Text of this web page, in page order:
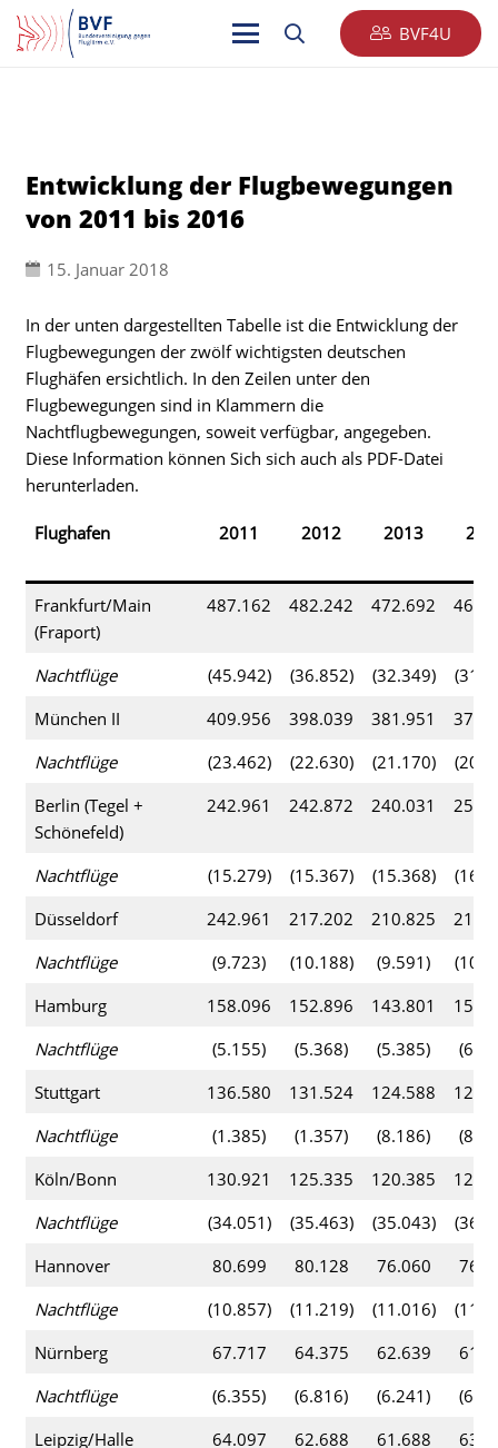
BVF4U
Entwicklung der Flugbewegungen
von 2011 bis 2016
15. Januar 2018
In der unten dargestellten Tabelle ist die Entwicklung der
Flugbewegungen der zwölf wichtigsten deutschen
Flughäfen ersichtlich. In den Zeilen unter den
Flugbewegungen sind in Klammern die
Nachtflugbewegungen, soweit verfügbar, angegeben.
Diese Information können Sich sich auch als PDF-Datei
herunterladen.
Flughafen 2011 2012 2013
Frankfurt/Main
(Fraport)
487.162 482.242 472.692
Nachtflüge (45.942) (36.852) (32.349)
München II
409.956 398.039 381.951
Nachtflüge
(23.462) (22.630) (21.170)
Berlin (Tegel +
Schönefeld)
242.961 242.872 240.031
Nachtflüge (15.279) (15.367) (15.368)
Düsseldorf
242.961 217.202 210.825
Nachtflüge
(9.723) (10.188) (9.591)
Hamburg
158.096 152.896 143.801
Nachtflüge
(5.155) (5.368) (5.385)
Stuttgart
136.580 131.524 124.588
Nachtflüge
(1.385) (1.357) (8.186)
Köln/Bonn
130.921 125.335 120.385
Nachtflüge
(34.051) (35.463) (35.043)
Hannover
80.699 80.128 76.060
Nachtflüge
(10.857) (11.219) (11.016)
Nürnberg
67.717 64.375 62.639
Nachtflüge
(6.355) (6.816) (6.241)
Leipzig/Halle
64.097 62.688 61.688